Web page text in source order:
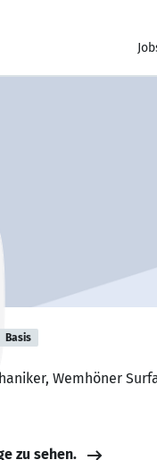
Basis
Wemhöner
zu sehen.